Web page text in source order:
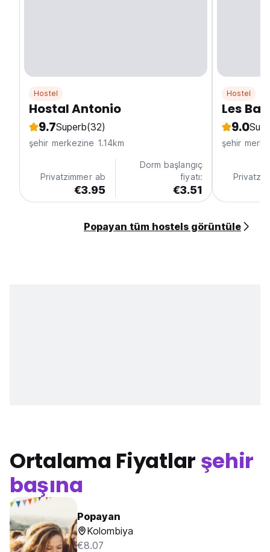
Hostel
Hostal Antonio
9.7Superb(32)
şehir merkezine 1.14km
Privatzimmer ab
€3.95
Dorm başlangıç
fiyatı:
€3.51
Hostel
Les
9.0
şehir
Popayan tüm hostels görüntüle
Ortalama Fiyatlar şehir
başına
Popayan
Kolombiya
€8.07